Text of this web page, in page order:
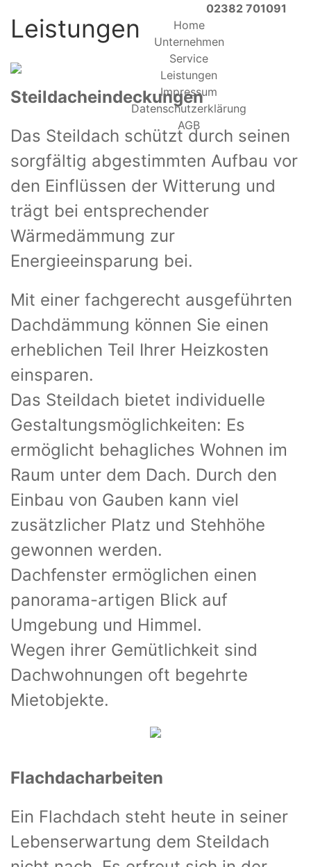
02382 701091
Home
Unternehmen
Service
Leistungen
Impressum
Datenschutzerklärung
AGB
Leistungen
Steildacheindeckungen
Das Steildach schützt durch seinen
sorgfältig abgestimmten Aufbau vor
den Einflüssen der Witterung und
trägt bei entsprechender
Wärmedämmung zur
Energieeinsparung bei.
Mit einer fachgerecht ausgeführten
Dachdämmung können Sie einen
erheblichen Teil Ihrer Heizkosten
einsparen.
Das Steildach bietet individuelle
Gestaltungsmöglichkeiten: Es
ermöglicht behagliches Wohnen im
Raum unter dem Dach. Durch den
Einbau von Gauben kann viel
zusätzlicher Platz und Stehhöhe
gewonnen werden.
Dachfenster ermöglichen einen
panorama-artigen Blick auf
Umgebung und Himmel.
Wegen ihrer Gemütlichkeit sind
Dachwohnungen oft begehrte
Mietobjekte.
Flachdacharbeiten
Ein Flachdach steht heute in seiner
Lebenserwartung dem Steildach